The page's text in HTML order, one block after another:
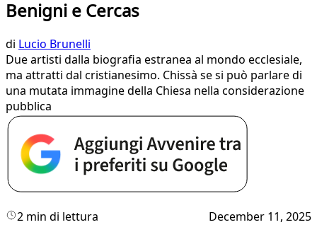
Benigni e Cercas
di Lucio Brunelli
Due artisti dalla biografia estranea al mondo ecclesiale,
ma attratti dal cristianesimo. Chissà se si può parlare di
una mutata immagine della Chiesa nella considerazione
pubblica
2 min di lettura December 11, 2025